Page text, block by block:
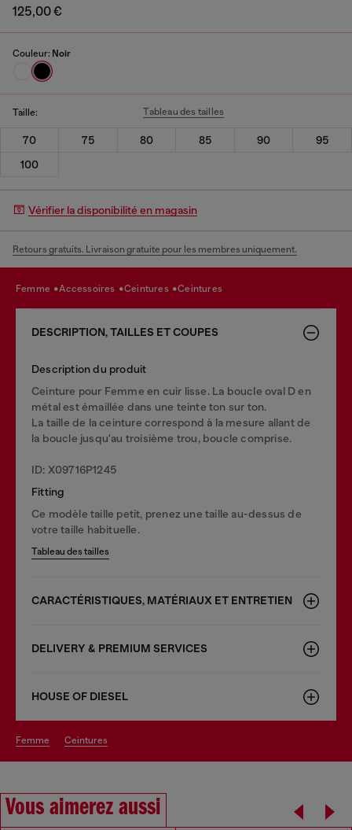
125,00 €
Couleur: Noir
Taille: Tableau des tailles
70 75 80 85 90
95
100
Vérifier la disponibilité en magasin
Retours gratuits. Livraison gratuite pour les membres uniquement.
femme accessoires ceintures ceintures
DESCRIPTION, TAILLES ET COUPES
Description du produit
Ceinture pour Femme en cuir lisse. La boucle oval D en
métal est émaillée dans une teinte ton sur ton.
La taille de la ceinture correspond à la mesure allant de
la boucle jusqu'au troisième trou, boucle comprise.
ID: X09716P1245
Fitting
Ce modèle taille petit, prenez une taille au-dessus de
votre taille habituelle.
Tableau des tailles
CARACTÉRISTIQUES, MATÉRIAUX ET ENTRETIEN
DELIVERY & PREMIUM SERVICES
HOUSE OF DIESEL
femme ceintures
Vous aimerez aussi